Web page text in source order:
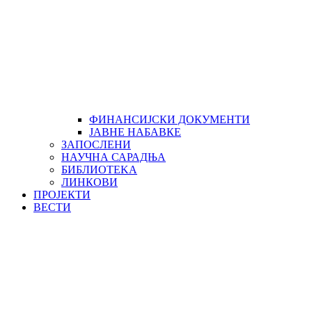
ФИНАНСИЈСКИ ДОКУМЕНТИ
ЈАВНЕ НАБАВКЕ
ЗАПОСЛЕНИ
НАУЧНА САРАДЊА
БИБЛИОТЕKА
ЛИНКОВИ
ПРОЈЕКТИ
ВЕСТИ